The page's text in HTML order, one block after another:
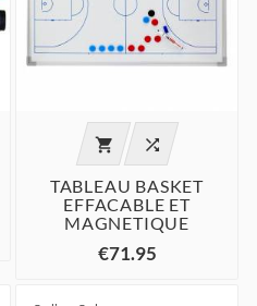
 
TABLEAU BASKET
EFFACABLE ET
MAGNETIQUE
€71.95